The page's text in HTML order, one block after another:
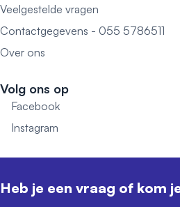
Veelgestelde vragen
Contactgegevens - 055 5786511
Over ons
Volg ons op
Facebook
Instagram
Heb je een vraag of kom